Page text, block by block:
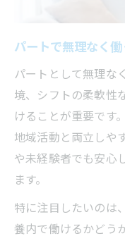
突然の予
主婦に人気
松江市で安心
松江市で
パート採用
福利厚生
パート勤
扶養内勤務を
パートで無理なく
パートとして無理な
境、シフトの柔軟性
けることが重要です
地域活動と両立しや
や未経験者でも安心
ます。
特に注目したいのは
養内で働けるかどう